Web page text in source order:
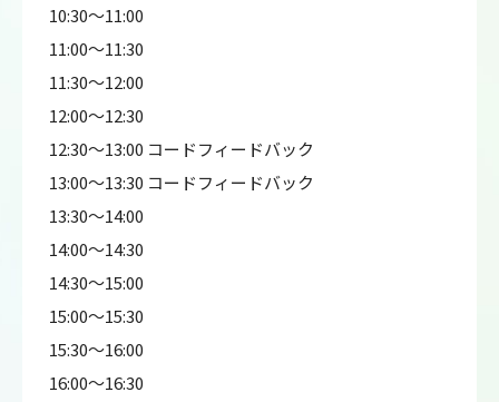
10:30～11:00
11:00～11:30
11:30～12:00
12:00～12:30
12:30～13:00 コードフィードバック
13:00～13:30 コードフィードバック
13:30～14:00
14:00～14:30
14:30～15:00
15:00～15:30
15:30～16:00
16:00～16:30